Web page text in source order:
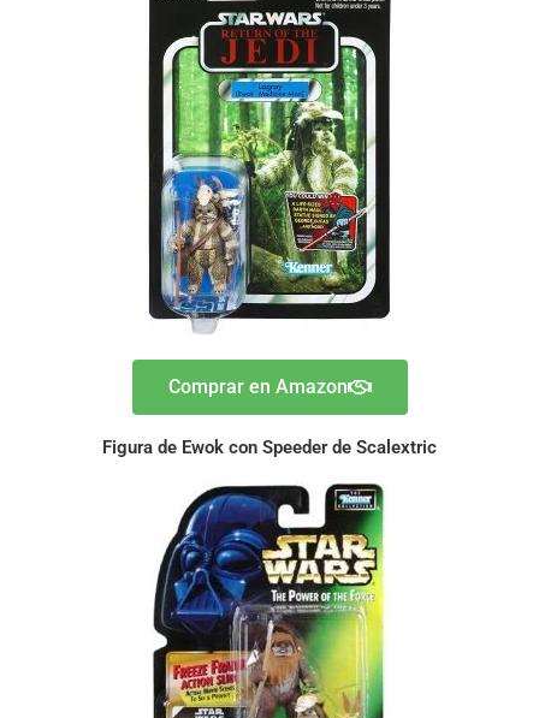
Comprar en Amazon
Figura de Ewok con Speeder de Scalextric